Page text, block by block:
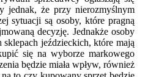
jednak, że przy nierozmyślnym
sytuacji są osoby, które pragną
decyzję. Jednakże osoby
jeździeckich, które mają
się na wyborze markowego
będzie miała wpływ, również